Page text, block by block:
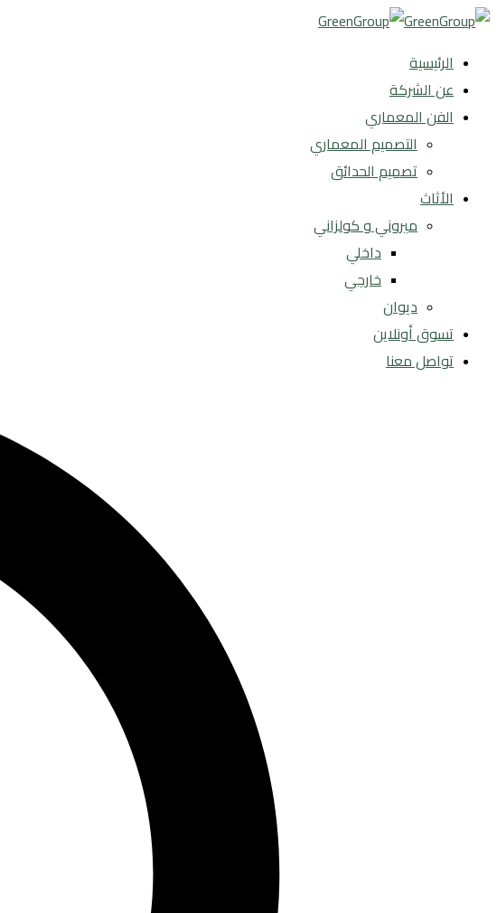
الرئيسية
عن الشركة
الفن المعماري
التصميم المعماري
تصميم الحدائق
الأثاث
ميروني و كولزاني
داخلي
خارجي
ديوان
تسوق أونلاين
تواصل معنا